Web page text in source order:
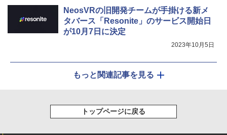
NeosVRの旧開発チームが手掛ける新メ
タバース「Resonite」のサービス開始日
が10月7日に決定
2023年10月5日
もっと関連記事を見る
トップページに戻る